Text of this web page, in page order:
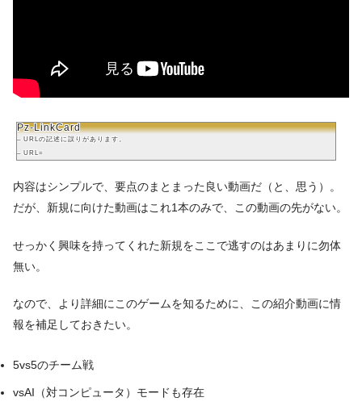
Pz-LinkCard
– URLの記述に誤りがあります。
– URL=
内容はシンプルで、要点のまとまった良い動画だ（と、思う）。
だが、新規に向けた動画はこれ1本のみで、この動画の先がない。
せっかく興味を持ってくれた新規をここで逃すのはあまりに勿体
無い。
なので、より詳細にこのゲームを知るために、この紹介動画に情
報を補足しておきたい。
5vs5のチーム戦
vsAI（対コンピュータ）モードも存在